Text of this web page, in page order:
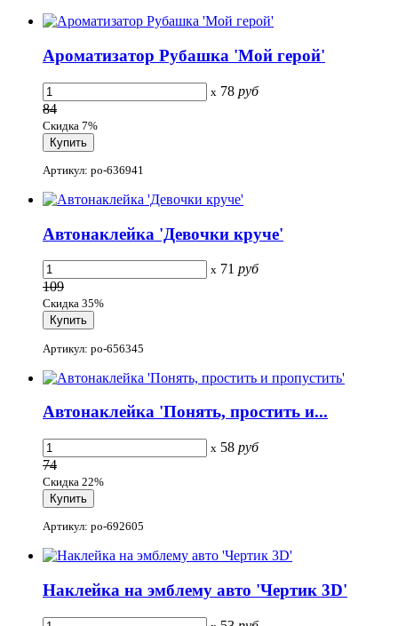
Ароматизатор Рубашка 'Мой герой'
x 78 руб
84
Скидка 7%
Артикул: po-636941
Автонаклейка 'Девочки круче'
x 71 руб
109
Скидка 35%
Артикул: po-656345
Автонаклейка 'Понять, простить и...
x 58 руб
74
Скидка 22%
Артикул: po-692605
Наклейка на эмблему авто 'Чертик 3D'